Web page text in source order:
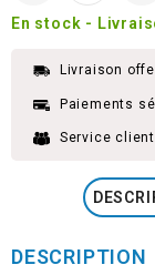
En stock -
Livraison
Paiements
Service
DESCRIPTION